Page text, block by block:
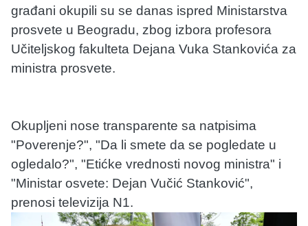
građani okupili su se danas ispred Ministarstva
prosvete u Beogradu, zbog izbora profesora
Učiteljskog fakulteta Dejana Vuka Stankovića za
ministra prosvete.
Okupljeni nose transparente sa natpisima
"Poverenje?", "Da li smete da se pogledate u
ogledalo?", "Etićke vrednosti novog ministra" i
"Ministar osvete: Dejan Vučić Stanković",
prenosi televizija N1.